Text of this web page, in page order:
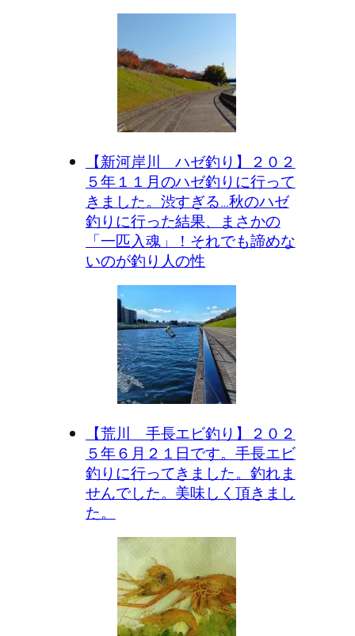
【新河岸川 ハゼ釣り】２０２
５年１１月のハゼ釣りに行って
きました。渋すぎる…秋のハゼ
釣りに行った結果、まさかの
「一匹入魂」！それでも諦めな
いのが釣り人の性
【荒川 手長エビ釣り】２０２
５年６月２１日です。手長エビ
釣りに行ってきました。釣れま
せんでした。美味しく頂きまし
た。